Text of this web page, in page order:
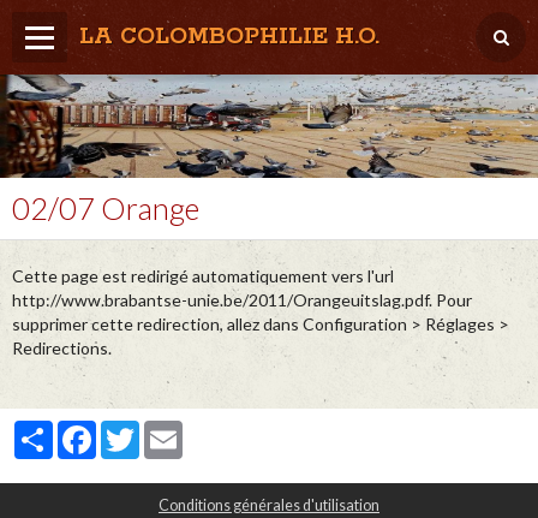
LA COLOMBOPHILIE H.O.
Home
Météo / Het weer
Lâcher / Los
Result. clubs, Provincial, (Inter)National
RFCB / KBDB
02/07 Orange
Cette page est redirigé automatiquement vers l'url
http://www.brabantse-unie.be/2011/Orangeuitslag.pdf. Pour
supprimer cette redirection, allez dans Configuration > Réglages >
Redirections.
PartagerFacebook
Twitter
Conditions générales d'utilisation